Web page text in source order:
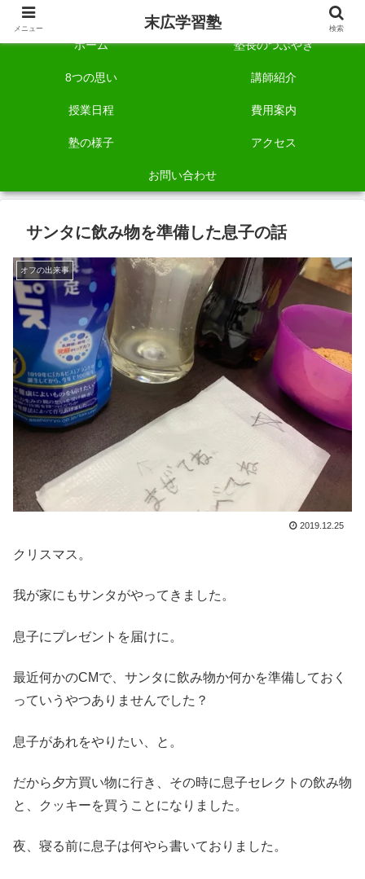
自称「一宮でいちばん塾で勉強させる塾」です。
ホーム 塾長のつぶやき
8つの思い 講師紹介
授業日程 費用案内
塾の様子 アクセス
お問い合わせ
サンタに飲み物を準備した息子の話
オフの出来事
2019.12.25
クリスマス。
我が家にもサンタがやってきました。
息子にプレゼントを届けに。
最近何かのCMで、サンタに飲み物か何かを準備しておく
っていうやつありませんでした？
息子があれをやりたい、と。
だから夕方買い物に行き、その時に息子セレクトの飲み物
と、クッキーを買うことになりました。
夜、寝る前に息子は何やら書いておりました。
メニュー 末広学習塾 検索